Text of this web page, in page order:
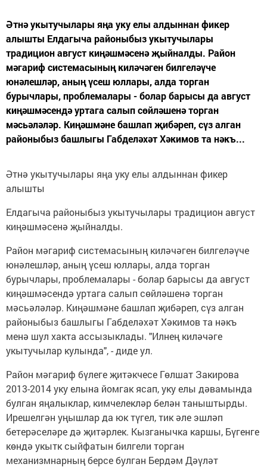
Әтнә укытучылары яңа уку елы алдыннан фикер
алышты Елдагыча районыбыз укытучылары
традицион август киңәшмәсенә җыйналды. Район
мәгариф системасының киләчәген билгеләүче
юнәлешләр, аның үсеш юллары, алда торган
бурычлары, проблемалары - болар барысы да август
киңәшмәсендә уртага салып сөйләшенә торган
мәсьәләләр. Киңәшмәне башлап җибәреп, сүз алган
районыбыз башлыгы Габделәхәт Хәкимов та нәкъ...
Әтнә укытучылары яңа уку елы алдыннан фикер
алышты
Елдагыча районыбыз укытучылары традицион август
киңәшмәсенә җыйналды.
Район мәгариф системасының киләчәген билгеләүче
юнәлешләр, аның үсеш юллары, алда торган
бурычлары, проблемалары - болар барысы да август
киңәшмәсендә уртага салып сөйләшенә торган
мәсьәләләр. Киңәшмәне башлап җибәреп, сүз алган
районыбыз башлыгы Габделәхәт Хәкимов та нәкъ
менә шул хакта ассызыклады. "Илнең киләчәге
укытучылар кулында", - диде ул.
Район мәгариф бүлеге җитәкчесе Гөлшат Закирова
2013-2014 уку елына йомгак ясап, уку елы дәвамында
булган яңалыклар, кимчелекләр белән таныштырды.
Ирешелгән уңышлар да юк түгел, тик әле эшләп
бетерәселәре дә җитәрлек. Кызганычка каршы, Бүгенге
көндә укытк сыйфатын билгели торган
механизмнарның берсе булган Бердәм Дәүләт